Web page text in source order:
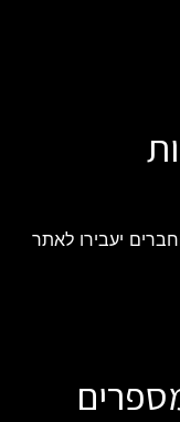
יעבירו לאתר